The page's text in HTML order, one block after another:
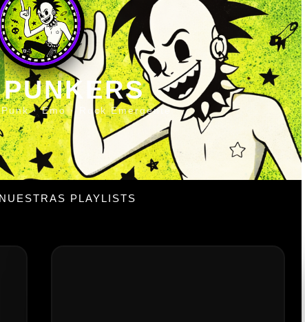
· Emo · Rock Emergente
PLAYLISTS